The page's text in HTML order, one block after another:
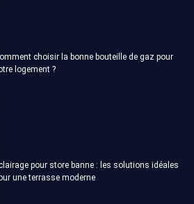
choisir la bonne bouteille de gaz pour
logement ?
pour store banne : les solutions idéales
une terrasse moderne